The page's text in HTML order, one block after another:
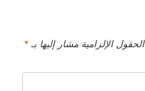
الحقول الإلزامية مشار إليها بـ *